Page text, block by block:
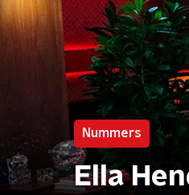
Nummers
Ella